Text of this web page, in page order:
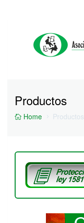
Productos
Home Productos